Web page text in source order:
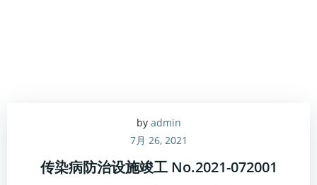
by admin
7月 26, 2021
传染病防治设施竣工 No.2021-072001